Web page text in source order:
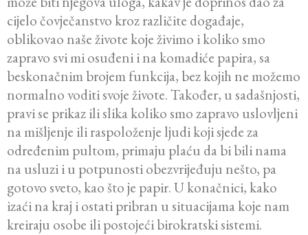
cijelo čovječanstvo kroz različite događaje,
oblikovao naše živote koje živimo i koliko smo
zapravo svi mi osuđeni i na komadiće papira, sa
beskonačnim brojem funkcija, bez kojih ne možemo
normalno voditi svoje živote. Također, u sadašnjosti,
pravi se prikaz ili slika koliko smo zapravo uslovljeni
na mišljenje ili raspoloženje ljudi koji sjede za
određenim pultom, primaju plaću da bi bili nama
na usluzi i u potpunosti obezvrijeđuju nešto, pa
gotovo sveto, kao što je papir. U konačnici, kako
izaći na kraj i ostati pribran u situacijama koje nam
kreiraju osobe ili postojeći birokratski sistemi.